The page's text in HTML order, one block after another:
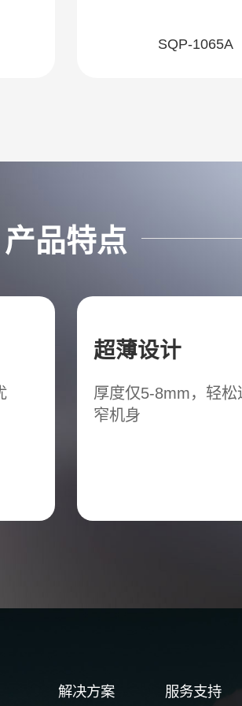
SQP-1065A
产品特点
超薄设计
厚度仅5-8mm，轻松
窄机身
解决方案 服务支持